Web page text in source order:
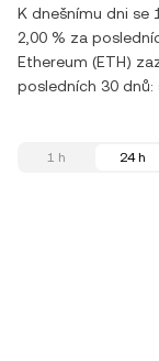
K dnešnímu dni se
2,00 % za
Ethereum (ETH)
posledních 30 dnů:
1 h 24 h